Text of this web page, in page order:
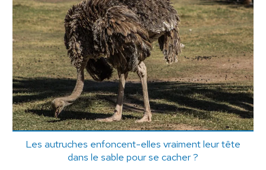
Les autruches enfoncent-elles vraiment leur tête
dans le sable pour se cacher ?